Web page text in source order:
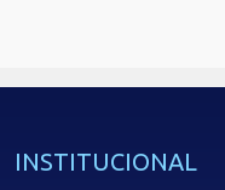
INSTITUCIONAL